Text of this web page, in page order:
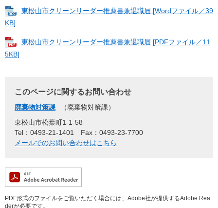
東松山市クリーンリーダー推薦書兼退職届 [Wordファイル／39
KB]
東松山市クリーンリーダー推薦書兼退職届 [PDFファイル／11
5KB]
このページに関するお問い合わせ
廃棄物対策課
廃棄物対策課
東松山市松葉町1-1-58
Tel：0493-21-1401
Fax：0493-23-7700
メールでのお問い合わせはこちら
PDF形式のファイルをご覧いただく場合には、Adobe社が提供するAdobe Rea
derが必要です。